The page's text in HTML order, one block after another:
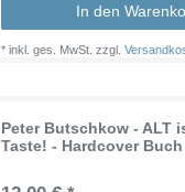
In den
*inkl. ges. MwSt. zzgl.
Peter Butschkow - ALT
Taste! - Hardcover Buch